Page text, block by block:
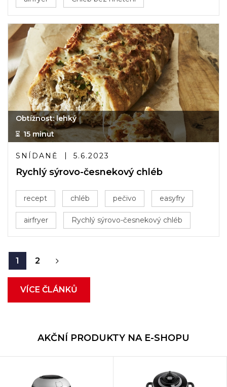
Obtížnost: lehký
15 minut
SNÍDANĚ 5.6.2023
Rychlý sýrovo-česnekový chléb
recept chléb pečivo easyfry
airfryer Rychlý sýrovo-česnekový chléb
1 2
VÍCE ČLÁNKŮ
AKČNÍ PRODUKTY NA E-SHOPU